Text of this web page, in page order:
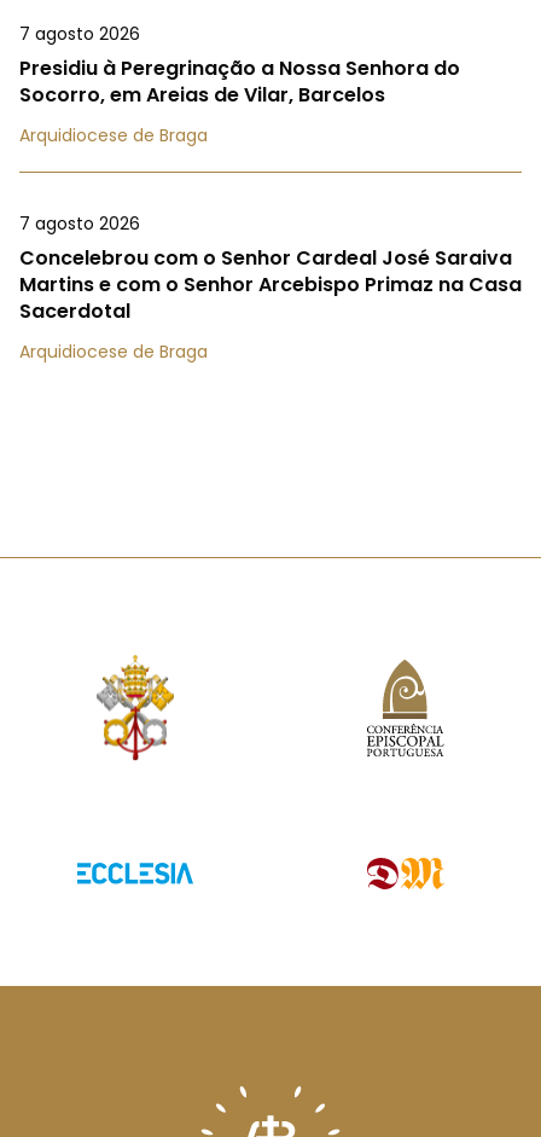
7 agosto 2026
Presidiu à Peregrinação a Nossa Senhora do
Socorro, em Areias de Vilar, Barcelos
Arquidiocese de Braga
7 agosto 2026
Concelebrou com o Senhor Cardeal José Saraiva
Martins e com o Senhor Arcebispo Primaz na Casa
Sacerdotal
Arquidiocese de Braga